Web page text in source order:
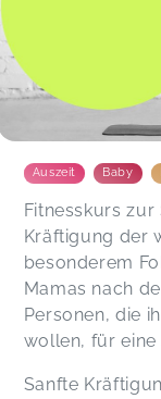
Auszeit Baby
Fitnesskurs
Kräftigung der
besonderem
Mamas nach
Personen, die
wollen, für eine
Sanfte